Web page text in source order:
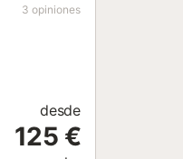
3 opiniones
desde
125 €